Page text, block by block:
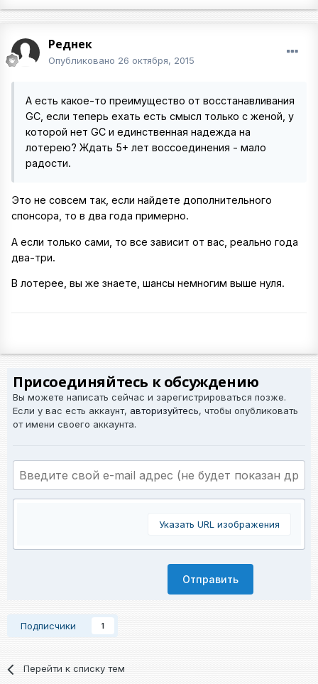
Реднек
Опубликовано 26 октября, 2015
А есть какое-то преимущество от восстанавливания
GC, если теперь ехать есть смысл только с женой, у
которой нет GC и единственная надежда на
лотерею? Ждать 5+ лет воссоединения - мало
радости.
Это не совсем так, если найдете дополнительного
спонсора, то в два года примерно.
А если только сами, то все зависит от вас, реально года
два-три.
В лотерее, вы же знаете, шансы немногим выше нуля.
Присоединяйтесь к обсуждению
Вы можете написать сейчас и зарегистрироваться позже.
Если у вас есть аккаунт, авторизуйтесь, чтобы опубликовать
от имени своего аккаунта.
Указать URL изображения
Отправить
Подписчики 1
Перейти к списку тем